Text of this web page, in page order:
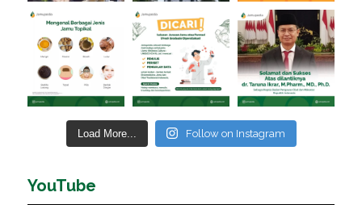
Load More... Follow on Instagram
YouTube